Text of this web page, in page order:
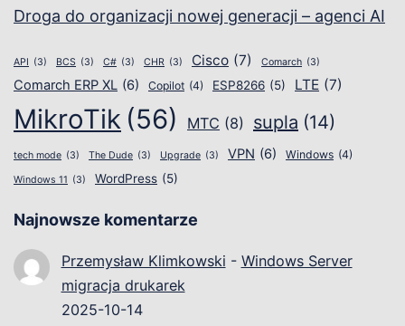
Droga do organizacji nowej generacji – agenci AI
API (3) BCS (3) C# (3) CHR (3) Cisco (7) Comarch (3)
Comarch ERP XL (6) Copilot (4) ESP8266 (5) LTE (7)
MikroTik (56) MTC (8) supla (14)
tech mode (3) The Dude (3) Upgrade (3) VPN (6) Windows (4)
Windows 11 (3) WordPress (5)
Najnowsze komentarze
Przemysław Klimkowski - Windows Server
migracja drukarek
2025-10-14